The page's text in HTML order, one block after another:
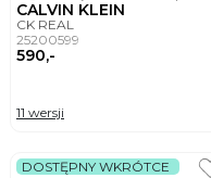
CALVIN KLEIN
CK REAL
25200599
590,-
11 wersji
DOSTĘPNY WKRÓTCE